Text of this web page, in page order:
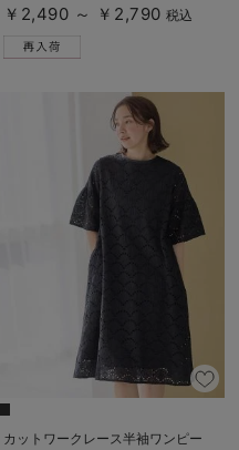
￥2,490 ～ ￥2,790 税込
カットワークレース半袖ワンピー